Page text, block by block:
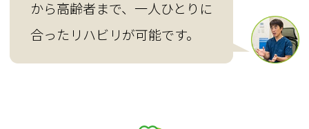
から高齢者まで、一人ひとりに
合ったリハビリが可能です。